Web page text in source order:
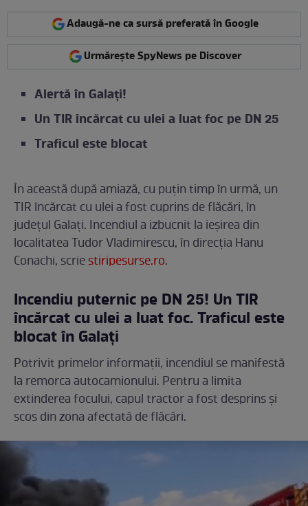
Adaugă-ne ca sursă preferată în Google
Urmărește SpyNews pe Discover
Alertă în Galați!
Un TIR încărcat cu ulei a luat foc pe DN 25
Traficul este blocat
În această după amiază, cu puțin timp în urmă, un
TIR încărcat cu ulei a fost cuprins de flăcări, în
județul Galați. Incendiul a izbucnit la ieșirea din
localitatea Tudor Vladimirescu, în direcția Hanu
Conachi, scriestiripesurse.ro.
Incendiu puternic pe DN 25! Un TIR
încărcat cu ulei a luat foc. Traficul este
blocat în Galați
Potrivit primelor informații, incendiul se manifestă
la remorca autocamionului. Pentru a limita
extinderea focului, capul tractor a fost desprins și
scos din zona afectată de flăcări.